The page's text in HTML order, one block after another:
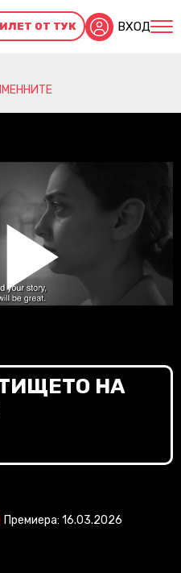
ОТ ТУК ВХОД
НА
Премиера: 16.03.2026